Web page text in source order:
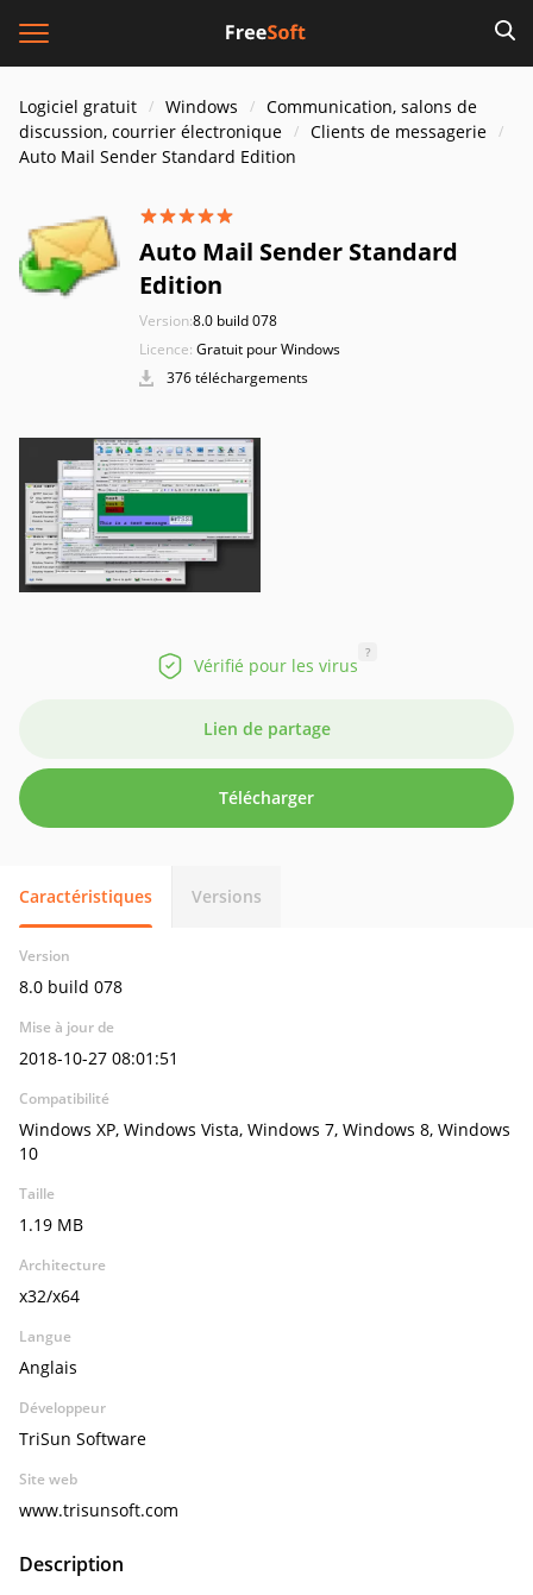
Logiciel gratuit Windows
Communication, salons de
discussion, courrier électronique
Clients de messagerie
Auto Mail Sender Standard Edition
Auto Mail Sender Standard
Edition
Version:8.0 build 078
Licence: Gratuit pour Windows
376 téléchargements
Vérifié pour les virus
?
Lien de partage
Télécharger
Caractéristiques Versions
Version
8.0 build 078
Mise à jour de
2018-10-27 08:01:51
Compatibilité
Windows XP, Windows Vista, Windows 7, Windows 8, Windows
10
Taille
1.19 MB
Architecture
x32/x64
Langue
Anglais
Développeur
TriSun Software
Site web
www.trisunsoft.com
Description